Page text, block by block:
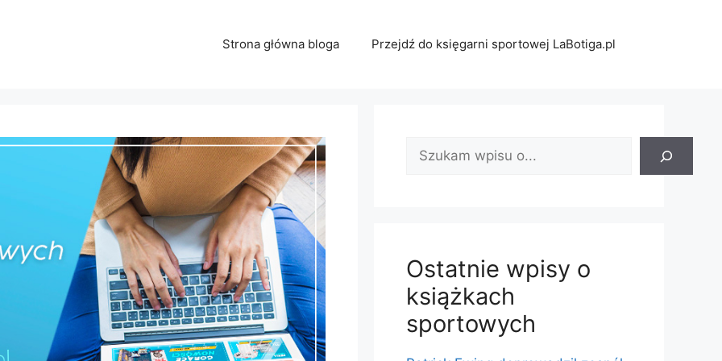
Strona główna bloga Przejdź do księgarni sportowej LaBotiga.pl
Znajdź
wpis:
Ostatnie wpisy o
książkach
sportowych